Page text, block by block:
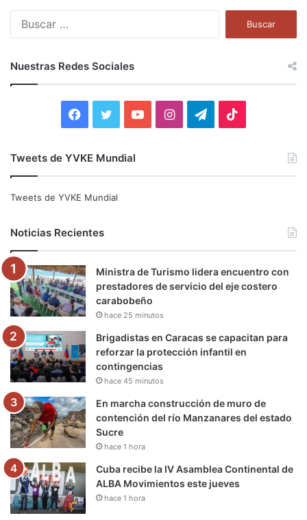
:
Nuestras Redes Sociales
e
o
o
k
t
e
r
b
e
I
g
r
m
r
a
k
Tweets de YVKE Mundial
Tweets de YVKE Mundial
Noticias Recientes
Ministra de Turismo lidera encuentro con
prestadores de servicio del eje costero
carabobeño
hace 25 minutos
Brigadistas en Caracas se capacitan para
reforzar la protección infantil en
contingencias
hace 45 minutos
En marcha construcción de muro de
contención del río Manzanares del estado
Sucre
hace 1 hora
Cuba recibe la IV Asamblea Continental de
ALBA Movimientos este jueves
hace 1 hora